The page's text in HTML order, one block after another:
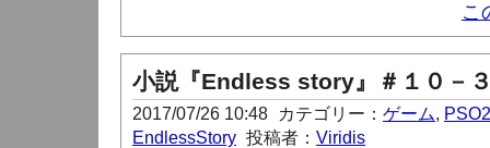
こ
小説『Endless story』＃１０－
2017/07/26 10:48 カテゴリー： ゲーム, PSO2
EndlessStory 投稿者： Viridis